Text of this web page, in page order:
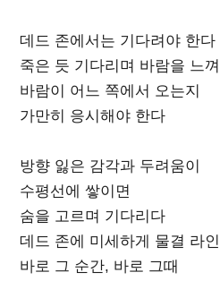
데드 존에서는 기다려야 한다
죽은 듯 기다리며 바람을 느
바람이 어느 쪽에서 오는지
가만히 응시해야 한다
방향 잃은 감각과 두려움이
수평선에 쌓이면
숨을 고르며 기다리다
데드 존에 미세하게 물결 라
바로 그 순간, 바로 그때